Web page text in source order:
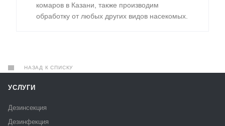
комаров в Казани, также производим
обработку от любых других видов насекомых.
НАЗАД К СПИСКУ
УСЛУГИ
Дезинсекция
Дезинфекция